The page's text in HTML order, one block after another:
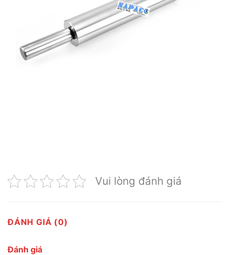
Vui lòng đánh giá
ĐÁNH GIÁ (0)
Đánh giá